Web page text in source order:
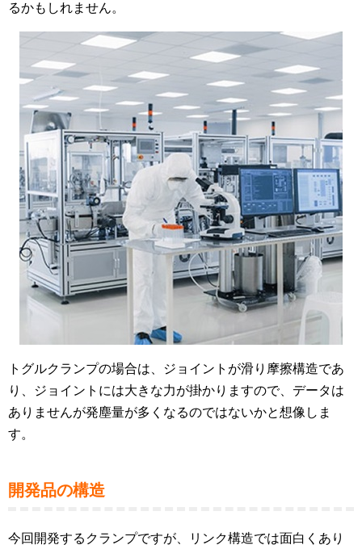
るかもしれません。
トグルクランプの場合は、ジョイントが滑り摩擦構造であ
り、ジョイントには大きな力が掛かりますので、データは
ありませんが発塵量が多くなるのではないかと想像しま
す。
開発品の構造
今回開発するクランプですが、リンク構造では面白くあり